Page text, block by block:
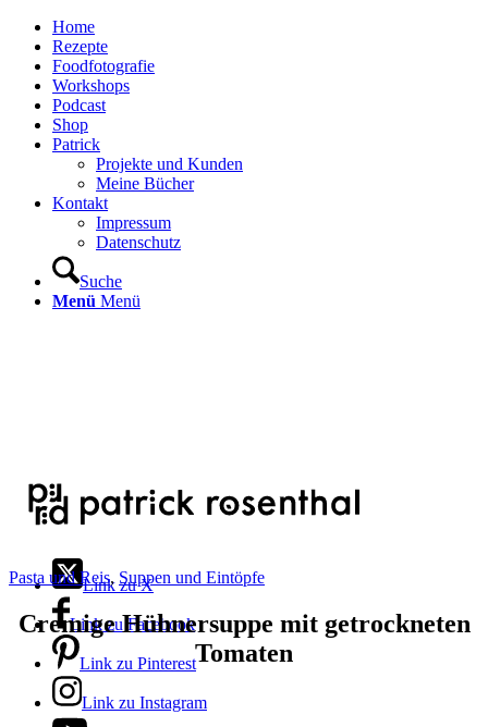
Home
Rezepte
Foodfotografie
Workshops
Podcast
Shop
Patrick
Projekte und Kunden
Meine Bücher
Kontakt
Impressum
Datenschutz
Suche
Menü Menü
Link zu X
Link zu Facebook
Link zu Pinterest
Link zu Instagram
Pasta und Reis, Suppen und Eintöpfe
Cremige Hühnersuppe mit getrockneten
Tomaten